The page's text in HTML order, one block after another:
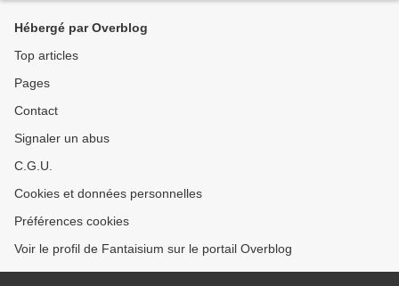
Hébergé par Overblog
Top articles
Pages
Contact
Signaler un abus
C.G.U.
Cookies et données personnelles
Préférences cookies
Voir le profil de Fantaisium sur le portail Overblog